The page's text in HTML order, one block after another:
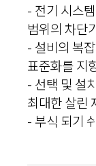
- 전기 시스
범위의 차단
- 설비의 복
표준화를 지
- 선택 및 설
최대한 살린
- 부식 되기